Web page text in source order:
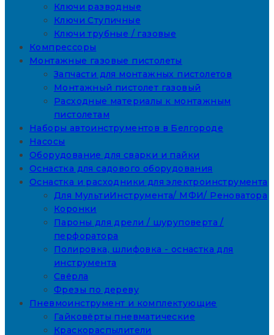
Ключи разводные
Ключи Ступичные
Ключи трубные / газовые
Компрессоры
Монтажные газовые пистолеты
Запчасти для монтажных пистолетов
Монтажный пистолет газовый
Расходные материалы к монтажным
пистолетам
Наборы автоинструментов в Белгороде
Насосы
Оборудование для сварки и пайки
Оснастка для садового оборудования
Оснастка и расходники для электроинструмента
Для МультиИнструмента/ МФИ/ Реноватора
Коронки
Пароны для дрели / шуруповерта /
перфоратора
Полировка, шлифовка - оснастка для
инструмента
Свёрла
Фрезы по дереву
Пневмоинструмент и комплектующие
Гайковёрты пневматические
Краскораспылители